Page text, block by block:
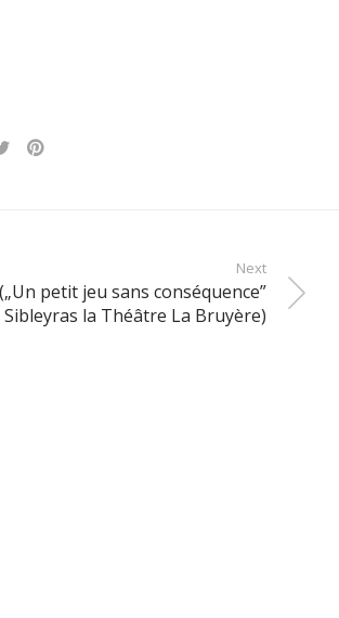
Next
petit jeu sans conséquence”
Sibleyras la Théâtre La Bruyère)